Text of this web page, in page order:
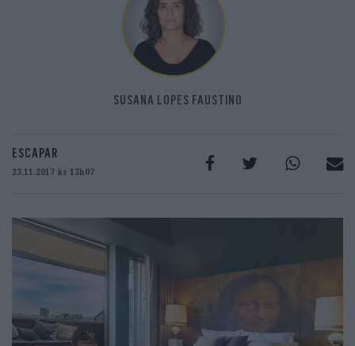
SUSANA LOPES FAUSTINO
ESCAPAR
23.11.2017 às 13h07